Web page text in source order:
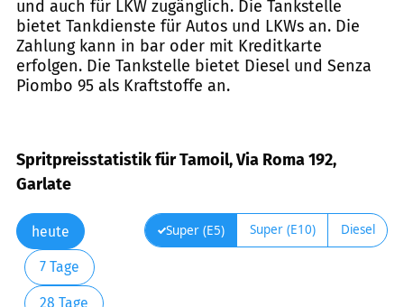
und auch für LKW zugänglich. Die Tankstelle
bietet Tankdienste für Autos und LKWs an. Die
Zahlung kann in bar oder mit Kreditkarte
erfolgen. Die Tankstelle bietet Diesel und Senza
Piombo 95 als Kraftstoffe an.
Spritpreisstatistik für Tamoil, Via Roma 192,
Garlate
heute
7 Tage
28 Tage
Super (E5) Super (E10) Diesel